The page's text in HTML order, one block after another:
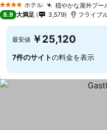
4 ホテルのランク
ホテル 穏やかな屋外プー
8.9 大満足 3,579 フライブ
最安値 ￥25,120
7件のサイトの料金を表示